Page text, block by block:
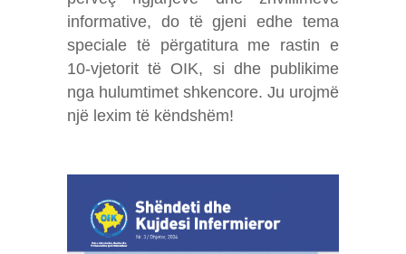
informative, do të gjeni edhe tema
speciale të përgatitura me rastin e
10-vjetorit të OIK, si dhe publikime
nga hulumtimet shkencore. Ju urojmë
një lexim të këndshëm!